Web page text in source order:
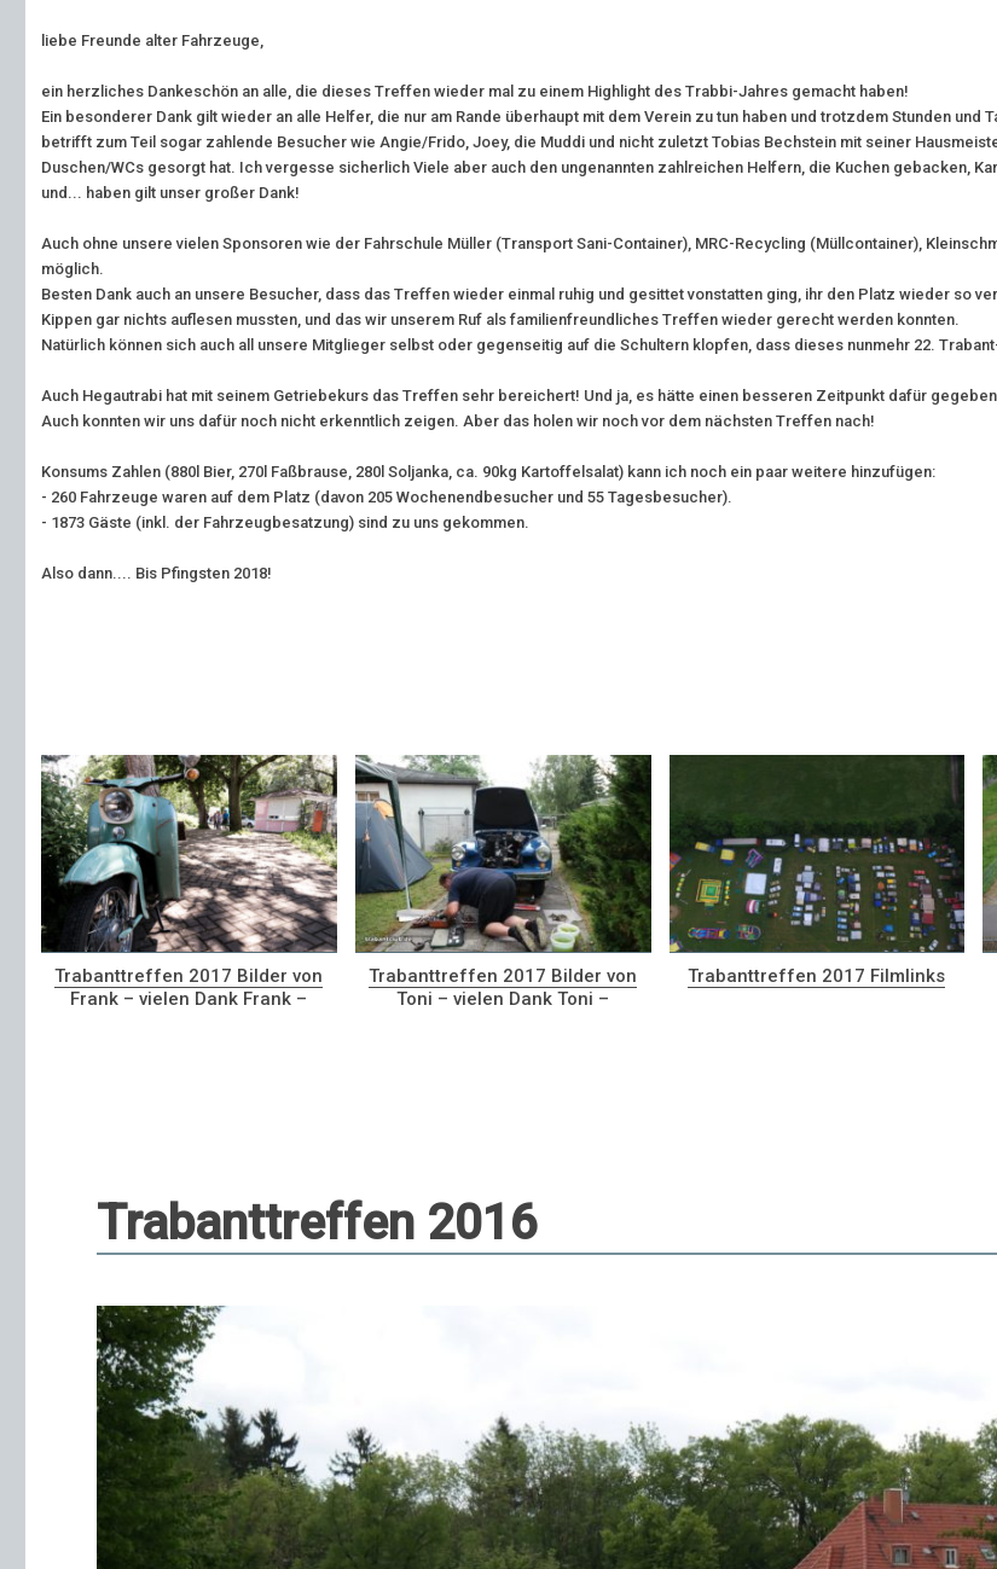
liebe Freunde alter Fahrzeuge,
ein herzliches Dankeschön an alle, die dieses Treffen wieder mal zu einem Highlight des Trabbi-Jahres gemacht haben!
Ein besonderer Dank gilt wieder an alle Helfer, die nur am Rande überhaupt mit dem Verein zu tun haben und trotzdem Stunden
betrifft zum Teil sogar zahlende Besucher wie Angie/Frido, Joey, die Muddi und nicht zuletzt Tobias Bechstein mit seiner
Duschen/WCs gesorgt hat. Ich vergesse sicherlich Viele aber auch den ungenannten zahlreichen Helfern, die Kuchen gebacken,
und... haben gilt unser großer Dank!
Auch ohne unsere vielen Sponsoren wie der Fahrschule Müller (Transport Sani-Container), MRC-Recycling (Müllcontainer),
möglich.
Besten Dank auch an unsere Besucher, dass das Treffen wieder einmal ruhig und gesittet vonstatten ging, ihr den Platz wieder so
Kippen gar nichts auflesen mussten, und das wir unserem Ruf als familienfreundliches Treffen wieder gerecht werden konnten.
Natürlich können sich auch all unsere Mitglieger selbst oder gegenseitig auf die Schultern klopfen, dass dieses nunmehr 22. Trabant
Auch Hegautrabi hat mit seinem Getriebekurs das Treffen sehr bereichert! Und ja, es hätte einen besseren Zeitpunkt dafür
Auch konnten wir uns dafür noch nicht erkenntlich zeigen. Aber das holen wir noch vor dem nächsten Treffen nach!
Konsums Zahlen (880l Bier, 270l Faßbrause, 280l Soljanka, ca. 90kg Kartoffelsalat) kann ich noch ein paar weitere hinzufügen:
- 260 Fahrzeuge waren auf dem Platz (davon 205 Wochenendbesucher und 55 Tagesbesucher).
- 1873 Gäste (inkl. der Fahrzeugbesatzung) sind zu uns gekommen.
Also dann.... Bis Pfingsten 2018!
Trabanttreffen 2017 Bilder von
Frank – vielen Dank Frank –
Trabanttreffen 2017 Bilder von
Toni – vielen Dank Toni –
Trabanttreffen 2017 Filmlinks
Trabanttreffen 2016